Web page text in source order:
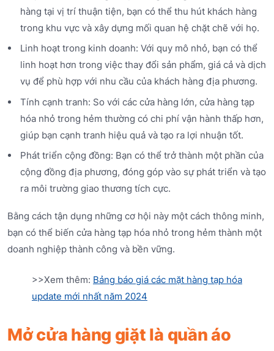
hàng tại vị trí thuận tiện, bạn có thể thu hút khách hàng
trong khu vực và xây dựng mối quan hệ chặt chẽ với họ.
Linh hoạt trong kinh doanh: Với quy mô nhỏ, bạn có thể
linh hoạt hơn trong việc thay đổi sản phẩm, giá cả và dịch
vụ để phù hợp với nhu cầu của khách hàng địa phương.
Tính cạnh tranh: So với các cửa hàng lớn, cửa hàng tạp
hóa nhỏ trong hẻm thường có chi phí vận hành thấp hơn,
giúp bạn cạnh tranh hiệu quả và tạo ra lợi nhuận tốt.
Phát triển cộng đồng: Bạn có thể trở thành một phần của
cộng đồng địa phương, đóng góp vào sự phát triển và tạo
ra môi trường giao thương tích cực.
Bằng cách tận dụng những cơ hội này một cách thông minh,
bạn có thể biến cửa hàng tạp hóa nhỏ trong hẻm thành một
doanh nghiệp thành công và bền vững.
>>Xem thêm: Bảng báo giá các mặt hàng tạp hóa
update mới nhất năm 2024
Mở cửa hàng giặt là quần áo